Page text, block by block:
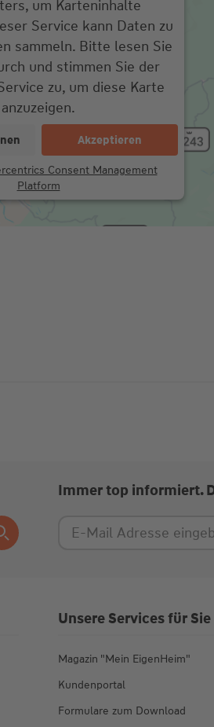
um Karteninhalte
Service kann Daten zu
sammeln. Bitte lesen Sie
und stimmen Sie der
zu, um diese Karte
anzuzeigen.
Akzeptieren
Consent Management
Platform
Immer top informiert.
Unsere Services für Sie
Magazin "Mein EigenHeim"
Kundenportal
Formulare zum Download